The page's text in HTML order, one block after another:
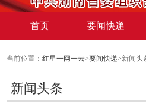
首页 要闻快递
当前位置： 红星一网一云>要闻快递>新闻头
新闻头条